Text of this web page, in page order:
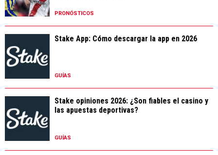
PRONÓSTICOS
Stake App: Cómo descargar la app en 2026
GUÍAS
Stake opiniones 2026: ¿Son fiables el casino y
las apuestas deportivas?
GUÍAS